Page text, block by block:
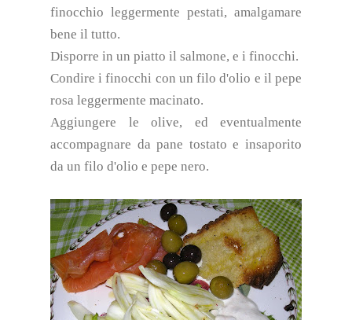
finocchio leggermente pestati, amalgamare
bene il tutto.
Disporre in un piatto il salmone, e i finocchi.
Condire i finocchi con un filo d'olio e il pepe
rosa leggermente macinato.
Aggiungere le olive, ed eventualmente
accompagnare da pane tostato e insaporito
da un filo d'olio e pepe nero.